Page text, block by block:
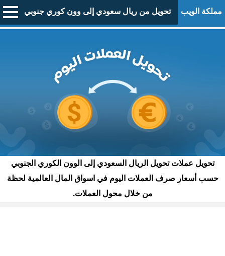
مملكة الويب تحويل من ريال سعودي إلى وون كوري جنوبي
تحويل عملات تحويل الريال السعودي إلى الوون الكوري الجنوبي
حسب أسعار صرف العملات اليوم في اسواق المال العالمية لحظة
من خلال محول العملات.